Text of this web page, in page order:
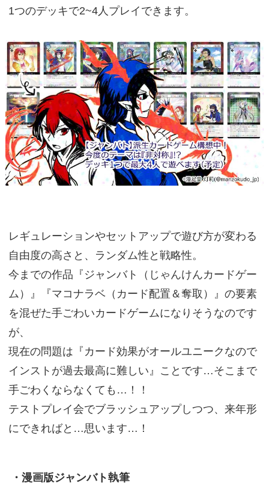
1つのデッキで2~4人プレイできます。
レギュレーションやセットアップで遊び方が変わる
自由度の高さと、ランダム性と戦略性。
今までの作品『ジャンバト（じゃんけんカードゲー
ム）』『マコナラベ（カード配置＆奪取）』の要素
を混ぜた手ごわいカードゲームになりそうなのです
が、
現在の問題は『カード効果がオールユニークなので
インストが過去最高に難しい』ことです…そこまで
手ごわくならなくても…！！
テストプレイ会でブラッシュアップしつつ、来年形
にできればと…思います…！
・漫画版ジャンバト執筆